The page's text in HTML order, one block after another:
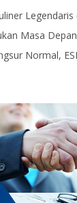
Legendaris
Masa
Normal,